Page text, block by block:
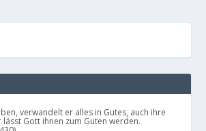
verwandelt er alles in Gutes, auch ihre
lässt Gott ihnen zum Guten werden.